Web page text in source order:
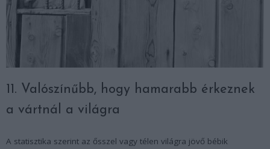
11. Valószínűbb, hogy hamarabb érkeznek
a vártnál a világra
A statisztika szerint az ősszel vagy télen világra jövő bébik